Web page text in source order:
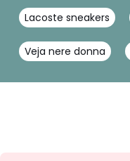
Lacoste sneakers
Veja nere donna